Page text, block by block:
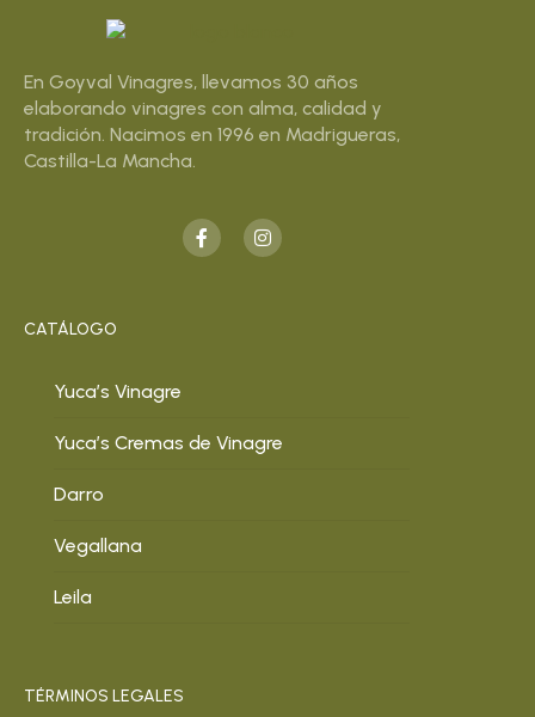
En Goyval Vinagres, llevamos 30 años
elaborando vinagres con alma, calidad y
tradición. Nacimos en 1996 en Madrigueras,
Castilla-La Mancha.
CATÁLOGO
Yuca’s Vinagre
Yuca’s Cremas de Vinagre
Darro
Vegallana
Leila
TÉRMINOS LEGALES